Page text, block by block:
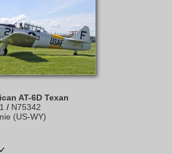
AT-6D Texan
/ N75342
(US-WY)